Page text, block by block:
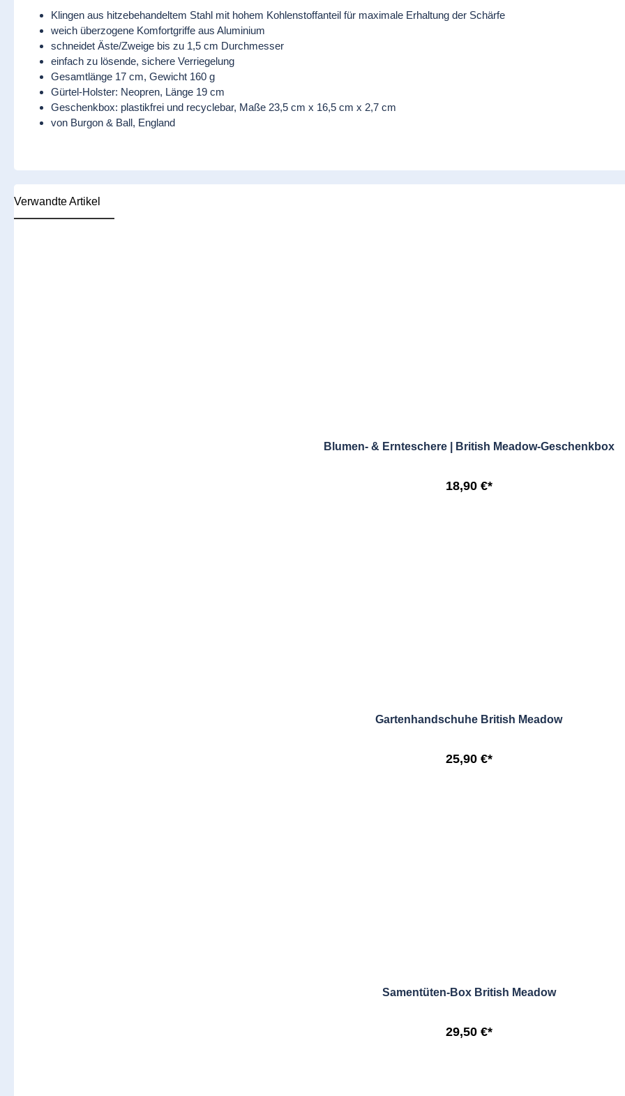
Klingen aus hitzebehandeltem Stahl mit hohem Kohlenstoffanteil für maximale Erhaltung der Schärfe
weich überzogene Komfortgriffe aus Aluminium
schneidet Äste/Zweige bis zu 1,5 cm Durchmesser
einfach zu lösende, sichere Verriegelung
Gesamtlänge 17 cm, Gewicht 160 g
Gürtel-Holster: Neopren, Länge 19 cm
Geschenkbox: plastikfrei und recyclebar, Maße 23,5 cm x 16,5 cm x 2,7 cm
von Burgon & Ball, England
Verwandte Artikel
Blumen- & Ernteschere | British Meadow-Geschenkbox
18,90 €*
Gartenhandschuhe British Meadow
25,90 €*
Samentüten-Box British Meadow
29,50 €*